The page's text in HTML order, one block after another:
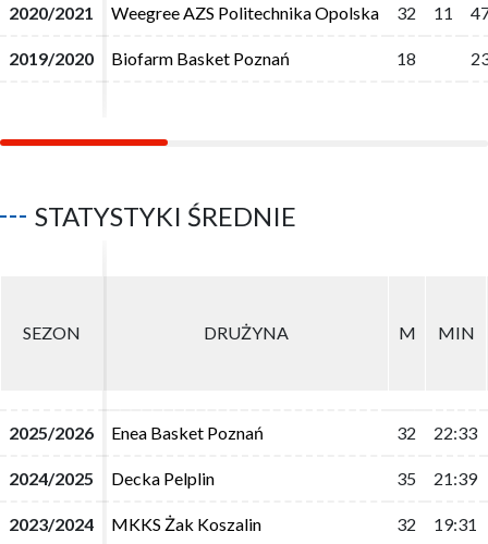
2020/2021 Weegree AZS Politechnika Opolska 32 11
2019/2020 Biofarm Basket Poznań 18
2020/2021 Weegree AZS Politechnika Opolska 32 11
2019/2020 Biofarm Basket Poznań 18
STATYSTYKI ŚREDNIE
SEZON DRUŻYNA M MIN
2025/2026 Enea Basket Poznań 32 22:33
2024/2025 Decka Pelplin 35 21:39
2023/2024 MKKS Żak Koszalin 32 19:31
SEZON DRUŻYNA M MIN
2025/2026 Enea Basket Poznań 32 22:33
2024/2025 Decka Pelplin 35 21:39
2023/2024 MKKS Żak Koszalin 32 19:31